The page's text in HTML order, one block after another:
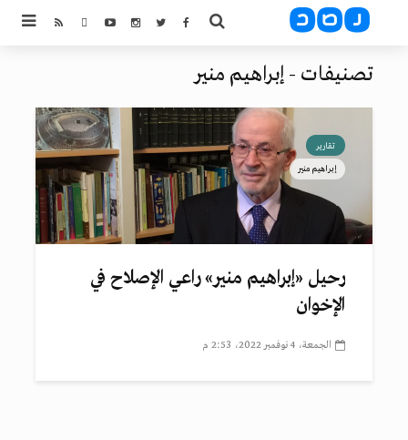
تصنيفات - إبراهيم منير
تقارير
إبراهيم منير
رحيل «إبراهيم منير» راعي الإصلاح في
الإخوان
الجمعة، 4 نوفمبر 2022، 2:53 م